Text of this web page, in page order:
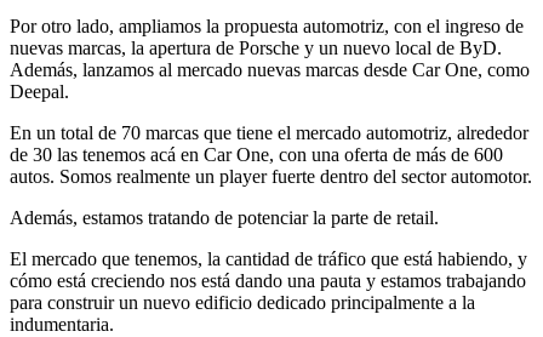
Por otro lado, ampliamos la propuesta automotriz, con el ingreso de
nuevas marcas, la apertura de Porsche y un nuevo local de ByD.
Además, lanzamos al mercado nuevas marcas desde Car One, como
Deepal.
En un total de 70 marcas que tiene el mercado automotriz, alrededor
de 30 las tenemos acá en Car One, con una oferta de más de 600
autos. Somos realmente un player fuerte dentro del sector automotor.
Además, estamos tratando de potenciar la parte de retail.
El mercado que tenemos, la cantidad de tráfico que está habiendo, y
cómo está creciendo nos está dando una pauta y estamos trabajando
para construir un nuevo edificio dedicado principalmente a la
indumentaria.